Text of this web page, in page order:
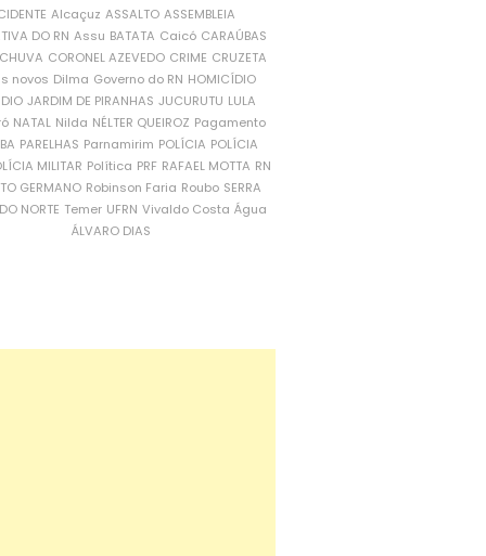
Alcaçuz ASSALTO ASSEMBLEIA
DO RN Assu BATATA Caicó CARAÚBAS
CORONEL AZEVEDO CRIME CRUZETA
novos Dilma Governo do RN HOMICÍDIO
JARDIM DE PIRANHAS JUCURUTU LULA
NATAL Nilda NÉLTER QUEIROZ Pagamento
PARELHAS Parnamirim POLÍCIA POLÍCIA
MILITAR Política PRF RAFAEL MOTTA RN
GERMANO Robinson Faria Roubo SERRA
NORTE Temer UFRN Vivaldo Costa Água
ÁLVARO DIAS